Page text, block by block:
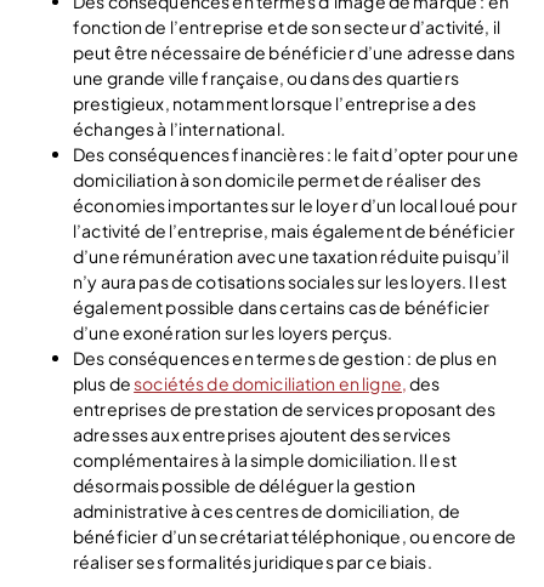
fonction de l’entreprise et de son secteur d’activité, il
peut être nécessaire de bénéficier d’une adresse dans
une grande ville française, ou dans des quartiers
prestigieux, notamment lorsque l’entreprise a des
échanges à l’international.
Des conséquences financières : le fait d’opter pour une
domiciliation à son domicile permet de réaliser des
économies importantes sur le loyer d’un local loué pour
l’activité de l’entreprise, mais également de bénéficier
d’une rémunération avec une taxation réduite puisqu’il
n’y aura pas de cotisations sociales sur les loyers. Il est
également possible dans certains cas de bénéficier
d’une exonération sur les loyers perçus.
Des conséquences en termes de gestion : de plus en
plus desociétés de domiciliation en ligne,des
entreprises de prestation de services proposant des
adresses aux entreprises ajoutent des services
complémentaires à la simple domiciliation. Il est
désormais possible de déléguer la gestion
administrative à ces centres de domiciliation, de
bénéficier d’un secrétariat téléphonique, ou encore de
réaliser ses formalités juridiques par ce biais.